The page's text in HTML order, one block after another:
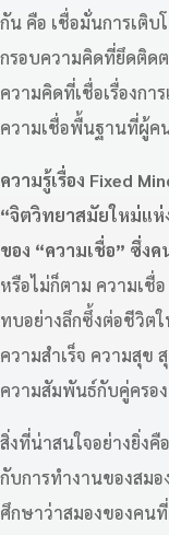
กัน คือ เชื่อมั่นการเติ
กรอบความคิดที่ยึดติดต
ความคิดที่เชื่อเรื่องกา
ความเชื่อพื้นฐานที่ผู้ค
ความรู้เรื่อง Fixed
“จิตวิทยาสมัยใหม่แห่
ของ “ความเชื่อ” ซึ่ง
หรือไม่ก็ตาม ความเชื่
ทบอย่างลึกซึ้งต่อชีวิตใ
ความสำเร็จ ความสุข
ความสัมพันธ์กับคู่ครอง
สิ่งที่น่าสนใจอย่างยิ่งคื
กับการทำงานของสมอ
ศึกษาว่าสมองของคน